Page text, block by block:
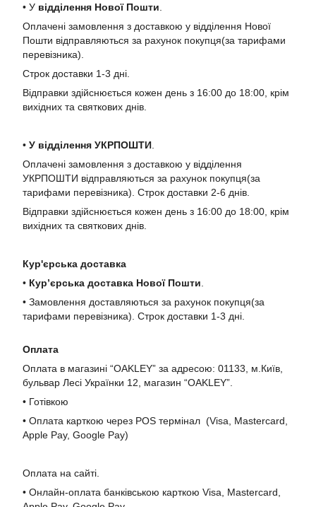
• У відділення Нової Пошти
Оплачені замовлення з доставкою у відділення Нової
Пошти відправляються за рахунок покупця(за тарифами
перевізника).
Строк доставки 1-3 дні.
Відправки здійснюється кожен день з 16:00 до 18:00, крім
вихідних та святкових днів.
• У відділення УКРПОШТИ
Оплачені замовлення з доставкою у відділення
УКРПОШТИ відправляються за рахунок покупця(за
тарифами перевізника). Строк доставки 2-6 днів.
Відправки здійснюється кожен день з 16:00 до 18:00, крім
вихідних та святкових днів.
Кур'єрська доставка
• Кур’єрська доставка Нової Пошти
• Замовлення доставляються за рахунок покупця(за
тарифами перевізника). Строк доставки 1-3 дні.
Оплата
Оплата в магазині “OAKLEY” за адресою: 01133, м.Київ,
бульвар Лесі Українки 12, магазин “OAKLEY”.
• Готівкою
• Оплата карткою через POS термінал (Visa, Mastercard,
Apple Pay, Google Pay)
Оплата на сайті.
• Онлайн-оплата банківською карткою Visa, Mastercard,